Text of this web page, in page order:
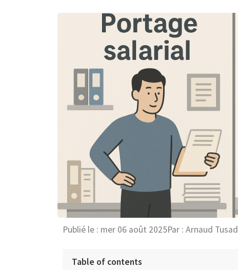
Publié le : mer 06 août 2025Par : Arnaud Tusad
Table of contents